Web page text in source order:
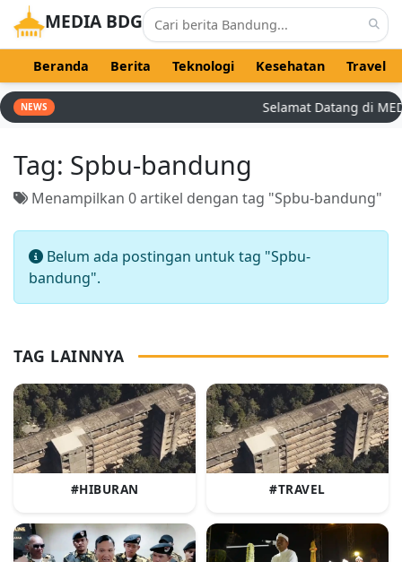
MEDIA BDG
Beranda Berita Teknologi Kesehatan Travel
NEWS Selamat Datang di
Tag: Spbu-bandung
Menampilkan 0 artikel dengan tag "Spbu-bandung"
Belum ada postingan untuk tag "Spbu-
bandung".
TAG LAINNYA
#HIBURAN #TRAVEL